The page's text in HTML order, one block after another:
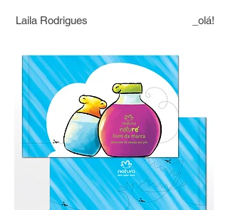
Laila Rodrigues _olá!